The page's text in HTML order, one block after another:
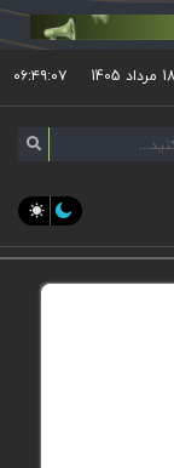
۰۶:۴۹:۰۷